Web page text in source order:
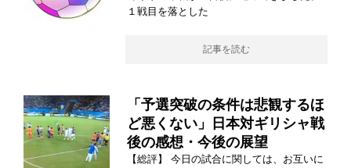
１戦目を落とした
記事を読む
「予選突破の条件は悲観するほ
ど悪くない」日本対ギリシャ戦
後の感想・今後の展望
【総評】 今日の試合に関しては、お互いに